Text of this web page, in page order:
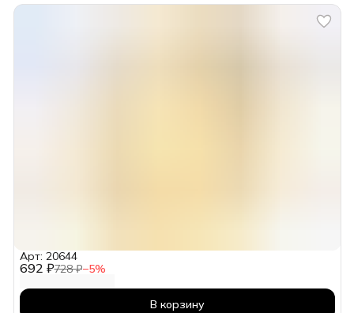
692 ₽728 ₽−5%
Арт: 20644
В корзину